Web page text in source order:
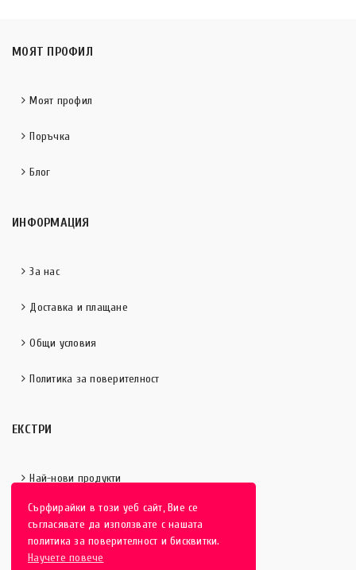
Сърфирайки в този уеб сайт, Вие се
съгласявате да използвате с нашата
политика за поверителност и бисквитки.
Научете повече
МОЯТ ПРОФИЛ
Моят профил
Поръчка
Блог
ИНФОРМАЦИЯ
За нас
Доставка и плащане
Общи условия
Политика за поверителност
ЕКСТРИ
Най-нови продукти
Отличени продукти